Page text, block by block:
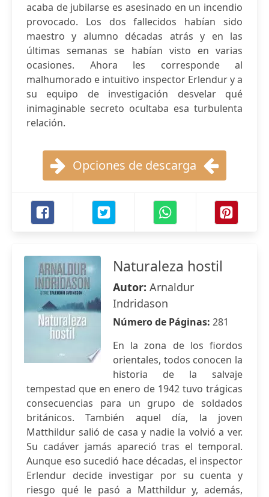
acaba de jubilarse es asesinado en un incendio
provocado. Los dos fallecidos habían sido
maestro y alumno décadas atrás y en las
últimas semanas se habían visto en varias
ocasiones. Ahora les corresponde al
malhumorado e intuitivo inspector Erlendur y a
su equipo de investigación desvelar qué
inimaginable secreto ocultaba esa turbulenta
relación.
Opciones de descarga
Naturaleza hostil
Autor: Arnaldur
Indridason
Número de Páginas: 281
En la zona de los fiordos
orientales, todos conocen la
historia de la salvaje
tempestad que en enero de 1942 tuvo trágicas
consecuencias para un grupo de soldados
británicos. También aquel día, la joven
Matthildur salió de casa y nadie la volvió a ver.
Su cadáver jamás apareció tras el temporal.
Aunque eso sucedió hace décadas, el inspector
Erlendur decide investigar por su cuenta y
riesgo qué le pasó a Matthildur y, además,